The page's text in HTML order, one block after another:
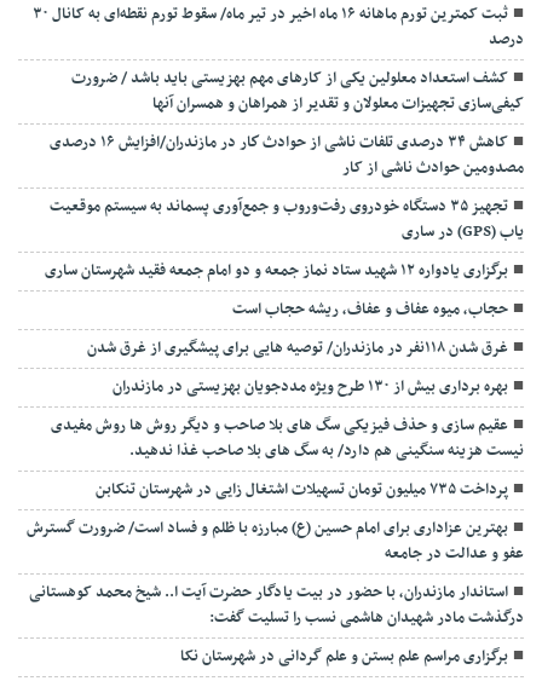
ثبت کمترین تورم ماهانه ۱۶ ماه اخیر در تیر ماه/ سقوط تورم نقطه‌ای به کانال ۳۰
درصد
کشف استعداد معلولین یکی از کارهای مهم بهزیستی باید باشد / ضرورت
کیفی‌سازی تجهیزات معلولان و تقدیر از همراهان و همسران آنها
کاهش ۳۴ درصدی تلفات ناشی از حوادث كار در مازندران/افزایش ۱۶ درصدی
مصدومین حوادث ناشی از کار
تجهیز ۳۵ دستگاه خودروی رفت‌وروب و جمع‌آوری پسماند به سیستم موقعیت
یاب (GPS) در ساری
برگزاری یادواره ۱۲ شهید ستاد نماز جمعه و دو امام جمعه فقید شهرستان ساری
حجاب، میوه عفاف و عفاف، ریشه حجاب است
غرق شدن ۱۱۸نفر در مازندران/ توصيه هايی برای پيشگيری از غرق شدن
بهره برداری بیش از ۱۳۰ طرح ویژه مددجویان بهزیستی در مازندران
عقیم سازی و حذف فیزیکی سگ های بلا صاحب و دیگر روش ها روش مفیدی
نیست هزینه سنگینی هم دارد/ به سگ های بلا صاحب غذا ندهید.
پرداخت ۷۳۵ میلیون تومان تسهیلات اشتغال زایی در شهرستان تنکابن
بهترین عزاداری برای امام حسین (ع) مبارزه با ظلم و فساد است/ ضرورت گسترش
عفو و عدالت در جامعه
استاندار مازندران، با حضور در بیت یادگار حضرت آیت ا.. شیخ محمد کوهستانی
درگذشت مادر شهیدان هاشمی نسب را تسلیت گفت:
برگزاری مراسم علم بستن و علم گردانی در شهرستان نکا